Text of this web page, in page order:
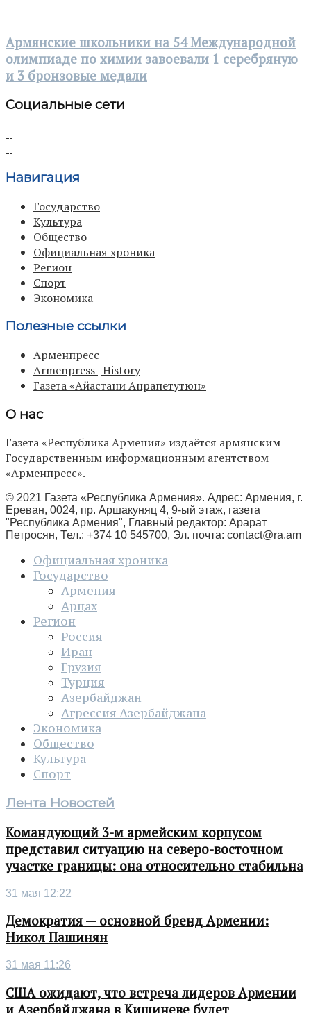
Армянские школьники на 54 Международной
олимпиаде по химии завоевали 1 серебряную
и 3 бронзовые медали
Социальные сети
Навигация
Государство
Культура
Общество
Официальная хроника
Регион
Спорт
Экономика
Полезные ссылки
Арменпресс
Armenpress | History
Газета «Айастани Анрапетутюн»
О нас
Газета «Республика Армения» издаётся армянским
Государственным информационным агентством
«Арменпресс».
© 2021 Газета «Республика Армения». Адрес: Армения, г.
Ереван, 0024, пр. Аршакуняц 4, 9-ый этаж, газета
"Республика Армения", Главный редактор: Арарат
Петросян, Тел.: +374 10 545700, Эл. почта: contact@ra.am
Официальная хроника
Государство
Армения
Арцах
Регион
Россия
Иран
Грузия
Турция
Азербайджан
Агрессия Азербайджана
Экономика
Общество
Культура
Спорт
Лента Новостей
Командующий 3-м армейским корпусом
представил ситуацию на северо-восточном
участке границы: она относительно стабильна
31 мая 12:22
Демократия — основной бренд Армении:
Никол Пашинян
31 мая 11:26
США ожидают, что встреча лидеров Армении
и Азербайджана в Кишиневе будет